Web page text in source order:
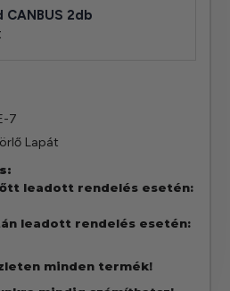
CANBUS 2db
7
Lapát
leadott rendelés esetén:
leadott rendelés esetén:
minden termék!